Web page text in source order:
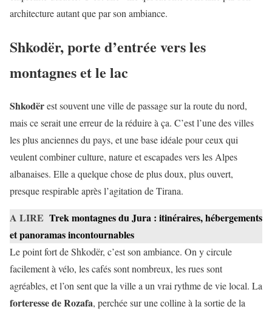
architecture autant que par son ambiance.
Shkodër, porte d’entrée vers les
montagnes et le lac
Shkodërest souvent une ville de passage sur la route du nord,
mais ce serait une erreur de la réduire à ça. C’est l’une des villes
les plus anciennes du pays, et une base idéale pour ceux qui
veulent combiner culture, nature et escapades vers les Alpes
albanaises. Elle a quelque chose de plus doux, plus ouvert,
presque respirable après l’agitation de Tirana.
A LIRE Trek montagnes du Jura : itinéraires, hébergements
et panoramas incontournables
Le point fort de Shkodër, c’est son ambiance. On y circule
facilement à vélo, les cafés sont nombreux, les rues sont
agréables, et l’on sent que la ville a un vrai rythme de vie local. La
forteresse de Rozafa, perchée sur une colline à la sortie de la